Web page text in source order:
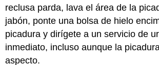
reclusa parda, lava el área de la
jabón, ponte una bolsa de hielo
picadura y dirígete a un servicio de
inmediato, incluso aunque la
aspecto.